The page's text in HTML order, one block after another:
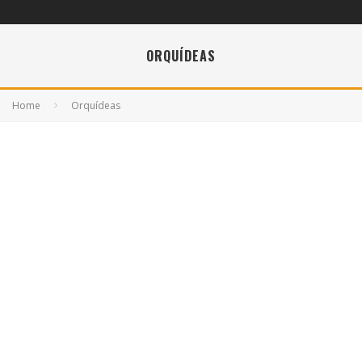
ORQUÍDEAS
Home Orquídeas